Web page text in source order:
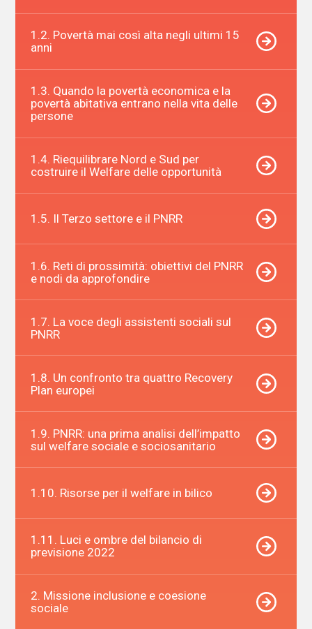
1.2. Povertà mai così alta negli ultimi 15
anni
1.3. Quando la povertà economica e la
povertà abitativa entrano nella vita delle
persone
1.4. Riequilibrare Nord e Sud per
costruire il Welfare delle opportunità
1.5. Il Terzo settore e il PNRR
1.6. Reti di prossimità: obiettivi del PNRR
e nodi da approfondire
1.7. La voce degli assistenti sociali sul
PNRR
1.8. Un confronto tra quattro Recovery
Plan europei
1.9. PNRR: una prima analisi dell’impatto
sul welfare sociale e sociosanitario
1.10. Risorse per il welfare in bilico
1.11. Luci e ombre del bilancio di
previsione 2022
2. Missione inclusione e coesione
sociale